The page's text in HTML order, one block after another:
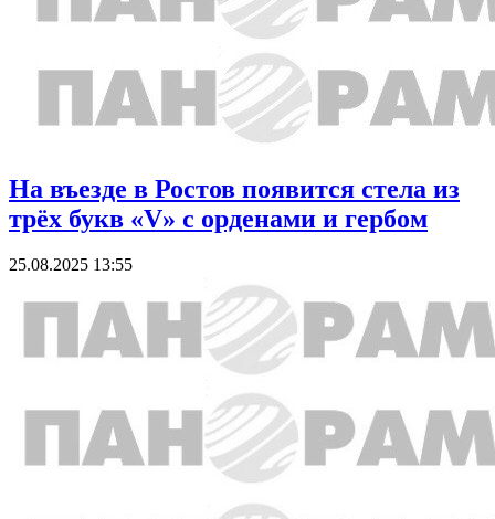
На въезде в Ростов появится стела из
трёх букв «V» с орденами и гербом
25.08.2025 13:55